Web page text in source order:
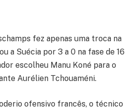
fez apenas uma troca na
a Suécia por 3 a 0 na fase de 16
escolheu Manu Koné para o
Aurélien Tchouaméni.
ofensivo francês, o técnico